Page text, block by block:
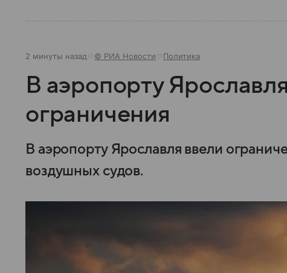
2 минуты назад © РИА Новости Политика
В аэропорту
ограничения
В аэропорту Ярославля ввели
воздушных судов.